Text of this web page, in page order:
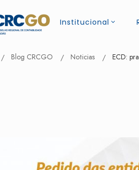
Institucional
Blog CRCGO Noticias ECD: